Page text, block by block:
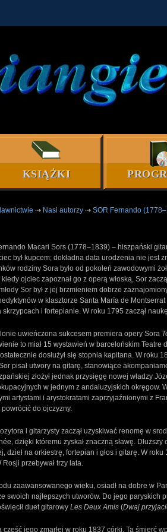
KSIĄŻKI
⇢ Nasi autorzy ⇢ SOR Fernando
Macari Sors (1778–1839) – hiszpański
był kupcem; dokładna data urodzenia nie jest
rodziny Sora było od pokoleń zawodowymi
ojciec zapoznał go z operą włoską, Sor
Sor był z jej brzmieniem dobrze
w klasztorze Santa María de
i fortepianie. W roku 1795 zaczął
uwieńczona sukcesem premiera opery Sora
to miał 15 wystawień w barcelońskim Teatre
dosłużył się stopnia kapitana. W roku
pisał utwory na gitarę, stanowiące
złożył jednak przysięgę nowej władzy
w jednym z andaluzyjskich okręgow.
artystami i arystokratami zaprzyjaźnionymi z
do ojczyzny.
i gitarzysty zaczął uzyskiwać renomę w
dzięki któremu zyskał znaczną sławę.
dzieł na orkiestrę, fortepian i głos i gitarę. W
przebywał trzy lata.
zaawansowanego wieku, osiadł na dobre w
swoich najlepszych utworów. Do jego paryskich
duet gitarowy Les Deux Amis (Dwaj
cześć jego zmarłej w roku 1837 córki. Ta śmierć